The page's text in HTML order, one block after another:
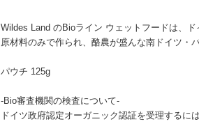
Wildes Land のBioライン ウェットフードは、
原材料のみで作られ、酪農が盛んな南ドイツ・
パウチ 125g
-Bio審査機関の検査について-
ドイツ政府認定オーガニック認証を受理するに